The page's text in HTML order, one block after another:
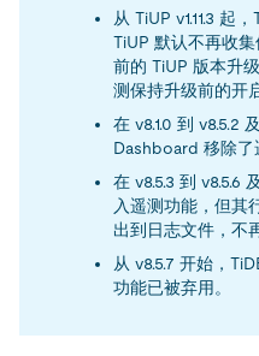
从 TiUP v1.11.3 起
TiUP 默认不再收集
前的 TiUP 版本升
测保持升级前的开
在 v8.1.0 到 v8.5.2
Dashboard 移除了
在 v8.5.3 到 v8.5.6
入遥测功能，但其
出到日志文件，不
从 v8.5.7 开始，
功能已被弃用。